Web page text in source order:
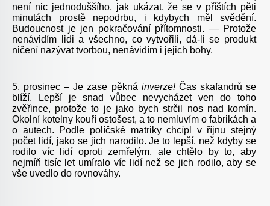
není nic jednoduššího, jak ukázat, že se v příštích pěti
minutách prostě nepodrbu, i kdybych měl svědění.
Budoucnost je jen pokračování přítomnosti. — Protože
nenávidím lidi a všechno, co vytvořili, dá-li se produkt
ničení nazývat tvorbou, nenávidím i jejich bohy.
5. prosinec – Je zase pěkná inverze!Čas skafandrů se
blíží. Lepší je snad vůbec nevycházet ven do toho
zvěřince, protože to je jako bych strčil nos nad komín.
Okolní kotelny kouří ostošest, a to nemluvím o fabrikách a
o autech. Podle políčské matriky chcípl v říjnu stejný
počet lidí, jako se jich narodilo. Je to lepší, než kdyby se
rodilo víc lidí oproti zemřelým, ale chtělo by to, aby
nejmíň tisíc let umíralo víc lidí než se jich rodilo, aby se
vše uvedlo do rovnováhy.